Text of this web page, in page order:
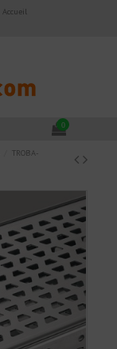
Accueil
0
TROBA-